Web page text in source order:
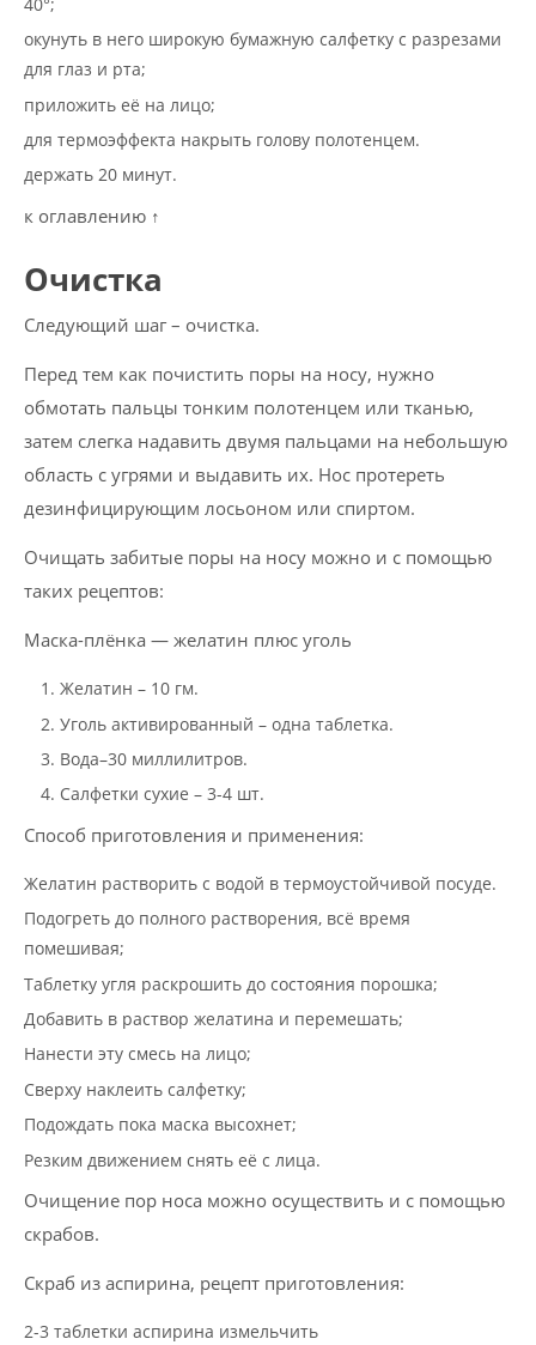
окунуть в него широкую бумажную салфетку с разрезами
для глаз и рта;
приложить её на лицо;
для термоэффекта накрыть голову полотенцем.
держать 20 минут.
к оглавлению ↑
Очистка
Следующий шаг – очистка.
Перед тем как почистить поры на носу, нужно
обмотать пальцы тонким полотенцем или тканью,
затем слегка надавить двумя пальцами на небольшую
область с угрями и выдавить их. Нос протереть
дезинфицирующим лосьоном или спиртом.
Очищать забитые поры на носу можно и с помощью
таких рецептов:
Маска-плёнка — желатин плюс уголь
Желатин – 10 гм.
Уголь активированный – одна таблетка.
Вода–30 миллилитров.
Салфетки сухие – 3-4 шт.
Способ приготовления и применения:
Желатин растворить с водой в термоустойчивой посуде.
Подогреть до полного растворения, всё время
помешивая;
Таблетку угля раскрошить до состояния порошка;
Добавить в раствор желатина и перемешать;
Нанести эту смесь на лицо;
Сверху наклеить салфетку;
Подождать пока маска высохнет;
Резким движением снять её с лица.
Очищение пор носа можно осуществить и с помощью
скрабов.
Скраб из аспирина, рецепт приготовления:
2-3 таблетки аспирина измельчить